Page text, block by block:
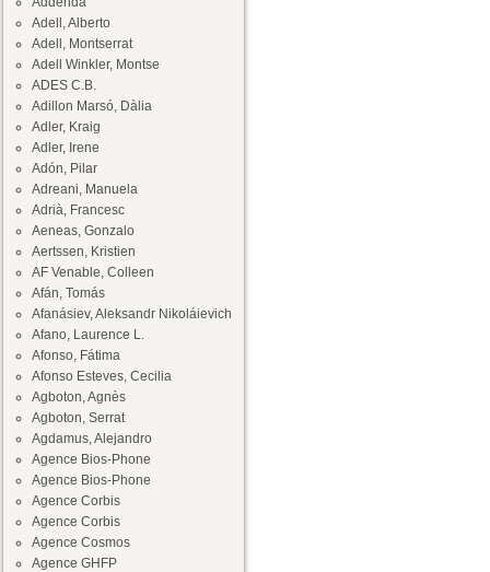
Adell, Alberto
Adell, Montserrat
Adell Winkler, Montse
ADES C.B.
Adillon Marsó, Dàlia
Adler, Kraig
Adler, Irene
Adón, Pilar
Adreani, Manuela
Adrià, Francesc
Aeneas, Gonzalo
Aertssen, Kristien
AF Venable, Colleen
Afán, Tomás
Afanásiev, Aleksandr Nikoláievich
Afano, Laurence L.
Afonso, Fátima
Afonso Esteves, Cecilia
Agboton, Agnès
Agboton, Serrat
Agdamus, Alejandro
Agence Bios-Phone
Agence Bios-Phone
Agence Corbis
Agence Corbis
Agence Cosmos
Agence GHFP